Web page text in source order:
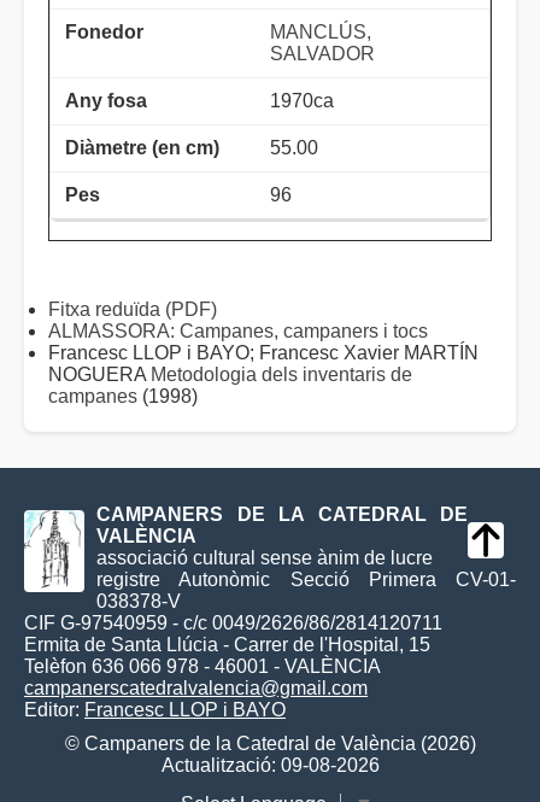
MANCLÚS,
SALVADOR
1970ca
55.00
96
Fitxa reduïda (PDF)
ALMASSORA: Campanes, campaners i tocs
Francesc LLOP i BAYO; Francesc Xavier MARTÍN
NOGUERA Metodologia dels inventaris de
campanes (1998)
CAMPANERS DE LA CATEDRAL DE
VALÈNCIA
associació cultural sense ànim de lucre
registre Autonòmic Secció Primera CV-01-
038378-V
CIF G-97540959 - c/c 0049/2626/86/2814120711
Ermita de Santa Llúcia - Carrer de l'Hospital, 15
Telèfon 636 066 978 - 46001 - VALÈNCIA
campanerscatedralvalencia@gmail.com
Editor: Francesc LLOP i BAYO
© Campaners de la Catedral de València (2026)
Actualització: 09-08-2026